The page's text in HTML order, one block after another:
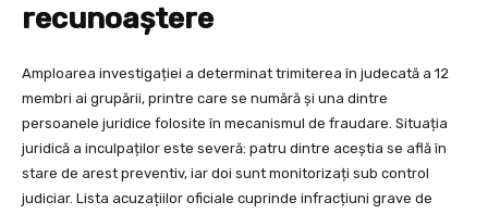
recunoaștere
Amploarea investigației a determinat trimiterea în judecată a 12
membri ai grupării, printre care se numără și una dintre
persoanele juridice folosite în mecanismul de fraudare. Situația
juridică a inculpaților este severă: patru dintre aceștia se află în
stare de arest preventiv, iar doi sunt monitorizați sub control
judiciar. Lista acuzațiilor oficiale cuprinde infracțiuni grave de